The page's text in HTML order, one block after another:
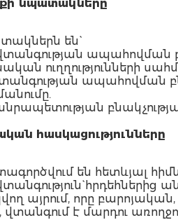
նպատակները
են`
ուղղությունների
ապահովման
հասկացությունները
են հետևյալ
հրդեհներից
այրում, որը
է մարդու